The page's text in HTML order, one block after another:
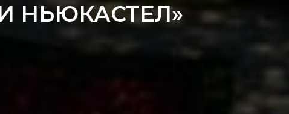
НЬЮКАСТЕЛ»